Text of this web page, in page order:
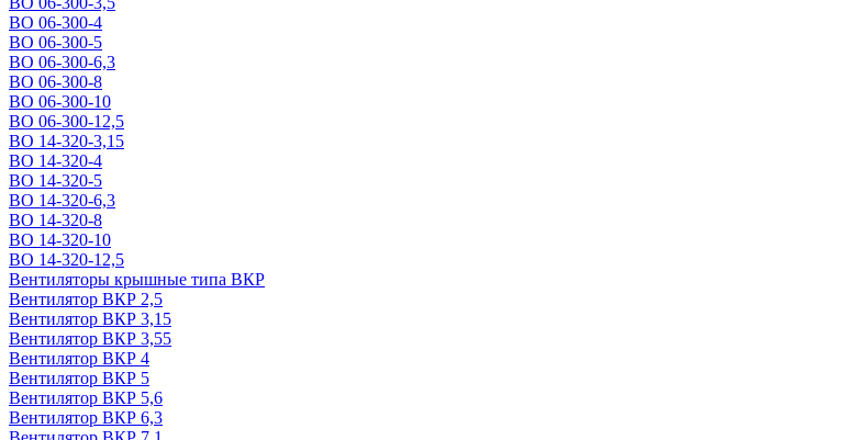
ВО 06-300-4
ВО 06-300-5
ВО 06-300-6,3
ВО 06-300-8
ВО 06-300-10
ВО 06-300-12,5
ВО 14-320-3,15
ВО 14-320-4
ВО 14-320-5
ВО 14-320-6,3
ВО 14-320-8
ВО 14-320-10
ВО 14-320-12,5
Вентиляторы крышные типа ВКР
Вентилятор ВКР 2,5
Вентилятор ВКР 3,15
Вентилятор ВКР 3,55
Вентилятор ВКР 4
Вентилятор ВКР 5
Вентилятор ВКР 5,6
Вентилятор ВКР 6,3